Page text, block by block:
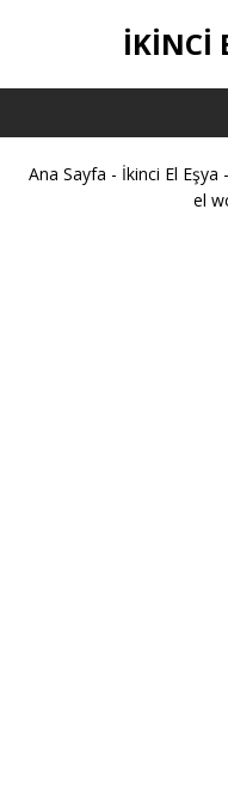
İKİNCİ
Ana Sayfa - İkinci El Eşya -
el